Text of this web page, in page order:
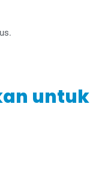
untuk